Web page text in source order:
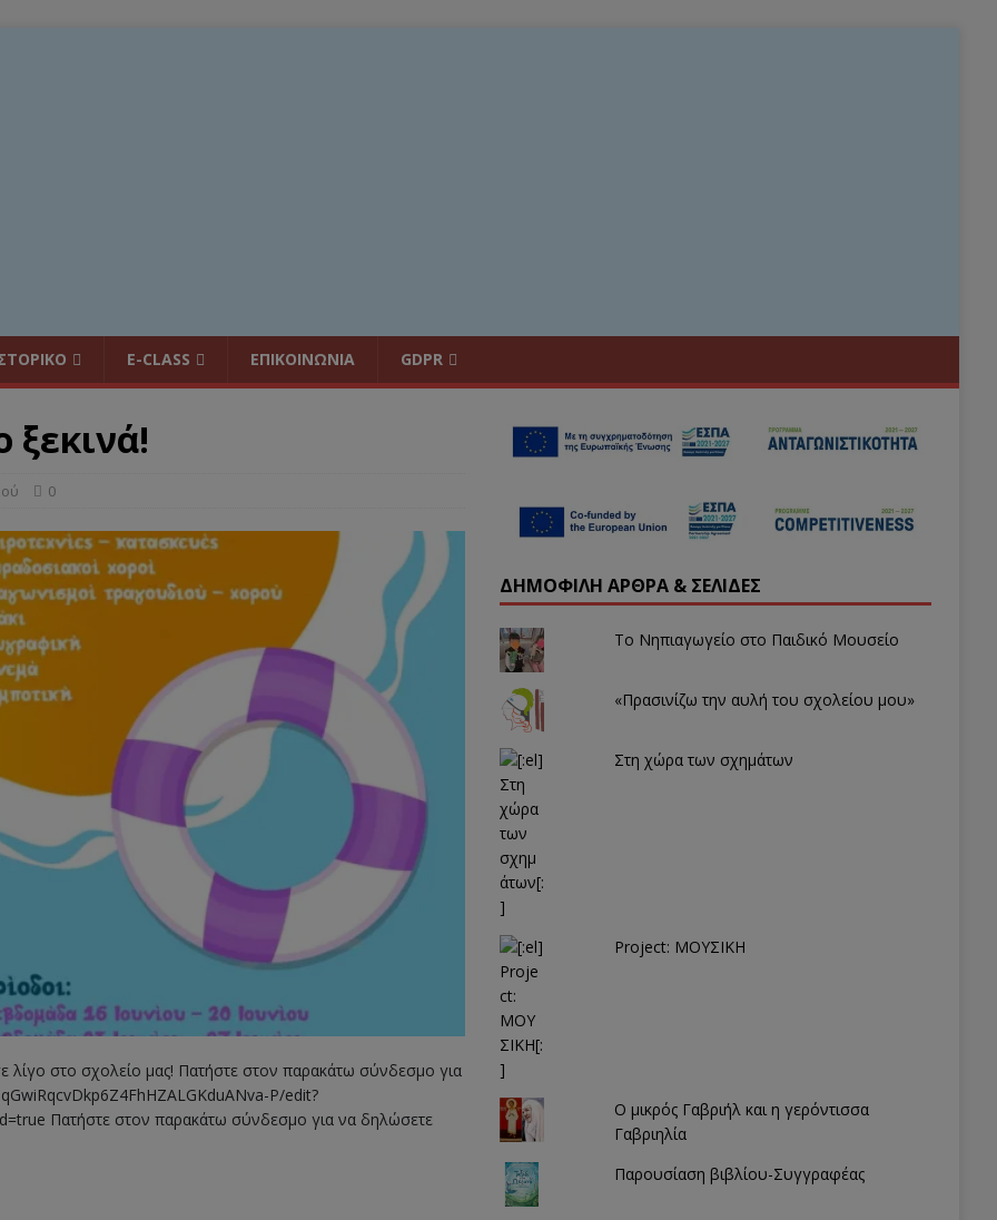
E-CLASS ΕΠΙΚΟΙΝΩΝΙΑ GDPR
ξεκινά!
0
λίγο στο σχολείο μας! Πατήστε στον παρακάτω σύνδεσμο για
P/edit?
Πατήστε στον παρακάτω σύνδεσμο για να δηλώσετε
ΔΗΜΟΦΙΛΉ ΆΡΘΡΑ & ΣΕΛΊΔΕΣ
Το Νηπιαγωγείο στο Παιδικό Μουσείο
«Πρασινίζω την αυλή του σχολείου μου»
Στη χώρα των σχημάτων
Project: ΜΟΥΣΙΚΗ
Ο μικρός Γαβριήλ και η γερόντισσα
Γαβριηλία
Παρουσίαση βιβλίου-Συγγραφέας